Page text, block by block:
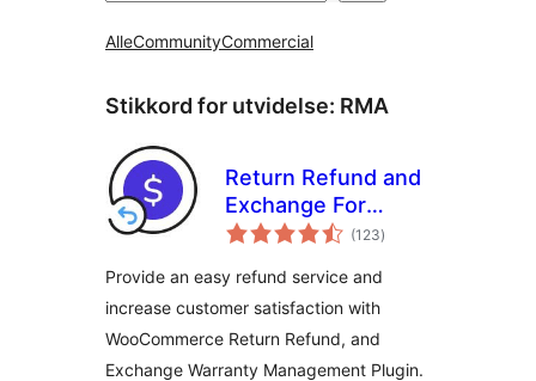
AlleCommunityCommercial
Stikkord for utvidelse: RMA
Return Refund and
Exchange For
WooCommerce
(123totale
vurderinger
)
Provide an easy refund service and
increase customer satisfaction with
WooCommerce Return Refund, and
Exchange Warranty Management Plugin.